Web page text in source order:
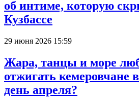
об интиме, которую
Кузбассе
29 июня 2026 15:59
Жара, танцы и море
отжигать кемеровчане
день апреля?